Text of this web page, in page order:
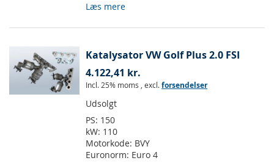
Læs mere
Katalysator VW Golf Plus 2.0 FSI
4.122,41 kr.
Incl. 25% moms , excl.forsendelser
Udsolgt
PS: 150
kW: 110
Motorkode: BVY
Euronorm: Euro 4